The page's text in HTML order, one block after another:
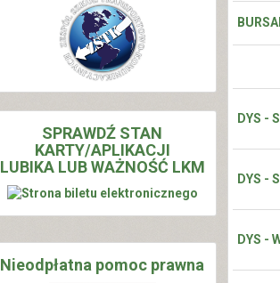
SPRAWDŹ STAN
KARTY/APLIKACJI
LUBIKA LUB WAŻNOŚĆ LKM
Nieodpłatna pomoc prawna
DYS -
DYS -
DYS -